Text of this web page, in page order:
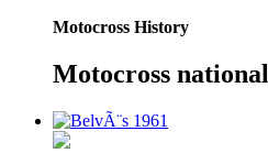
Motocross History
Motocross national